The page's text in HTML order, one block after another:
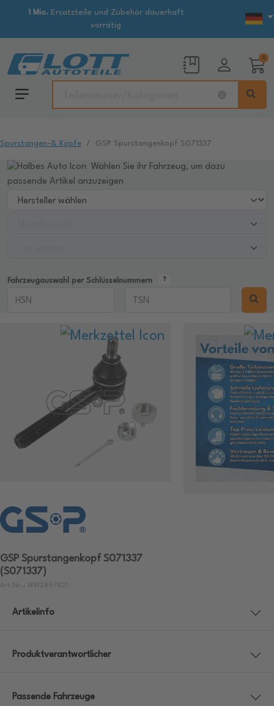
1 Mio.Ersatzteile und Zubehör dauerhaft
vorrätig
0
Spurstangen-& Köpfe GSP Spurstangenkopf S071337
Wählen Sie ihr Fahrzeug, um dazu
passende Artikel anzuzeigen
Fahrzeugauswahl per Schlüsselnummern
GSP Spurstangenkopf S071337
(S071337)
Art.Nr.: WW2897821
Artikelinfo
Produktverantwortlicher
Passende Fahrzeuge